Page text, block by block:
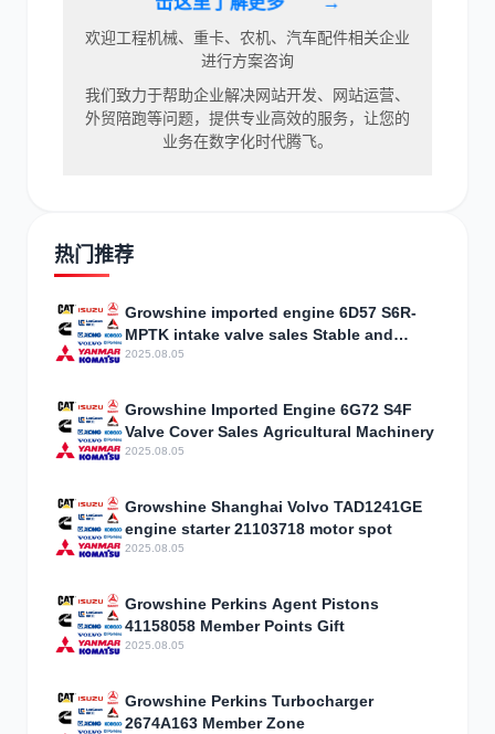
欢迎工程机械、重卡、农机、汽车配件相关企业
进行方案咨询
我们致力于帮助企业解决网站开发、网站运营、
外贸陪跑等问题，提供专业高效的服务，让您的
业务在数字化时代腾飞。
热门推荐
Growshine imported engine 6D57 S6R-
MPTK intake valve sales Stable and
reliable
2025.08.05
Growshine Imported Engine 6G72 S4F
Valve Cover Sales Agricultural Machinery
2025.08.05
Growshine Shanghai Volvo TAD1241GE
engine starter 21103718 motor spot
2025.08.05
Growshine Perkins Agent Pistons
41158058 Member Points Gift
2025.08.05
Growshine Perkins Turbocharger
2674A163 Member Zone